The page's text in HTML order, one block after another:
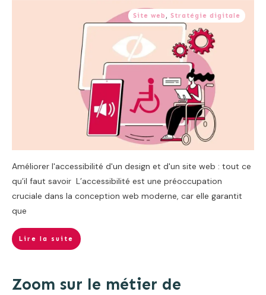
Site web , Stratégie digitale
Améliorer l'accessibilité d'un design et d'un site web : tout ce
qu’il faut savoir L’accessibilité est une préoccupation
cruciale dans la conception web moderne, car elle garantit
que
Lire la suite
Zoom sur le métier de